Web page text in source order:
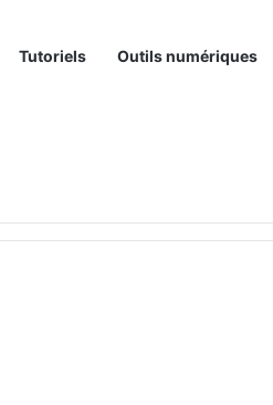
Tutoriels Outils numériques